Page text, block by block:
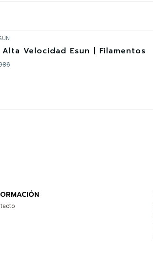
Velocidad Esun | Filamentos